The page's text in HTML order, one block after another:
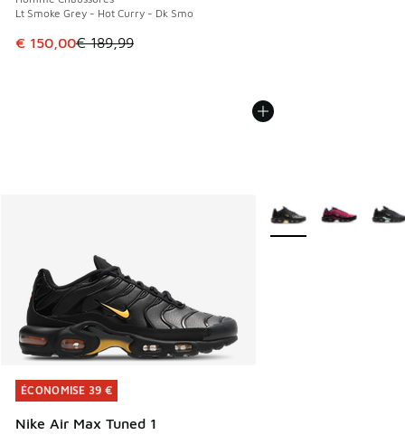
Lt Smoke Grey - Hot Curry - Dk Smo
Cet article est en promotion. Prix en baisse de € 189,99 à
€ 150,00€ 189,99
ÉCONOMISE 39 €
Nike Air Max Tuned 1
ÉCONOMISE 39 €
Plus de couleurs